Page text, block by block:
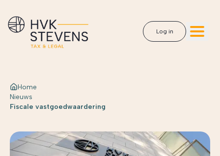
Log in
Home
Nieuws
Fiscale vastgoedwaardering